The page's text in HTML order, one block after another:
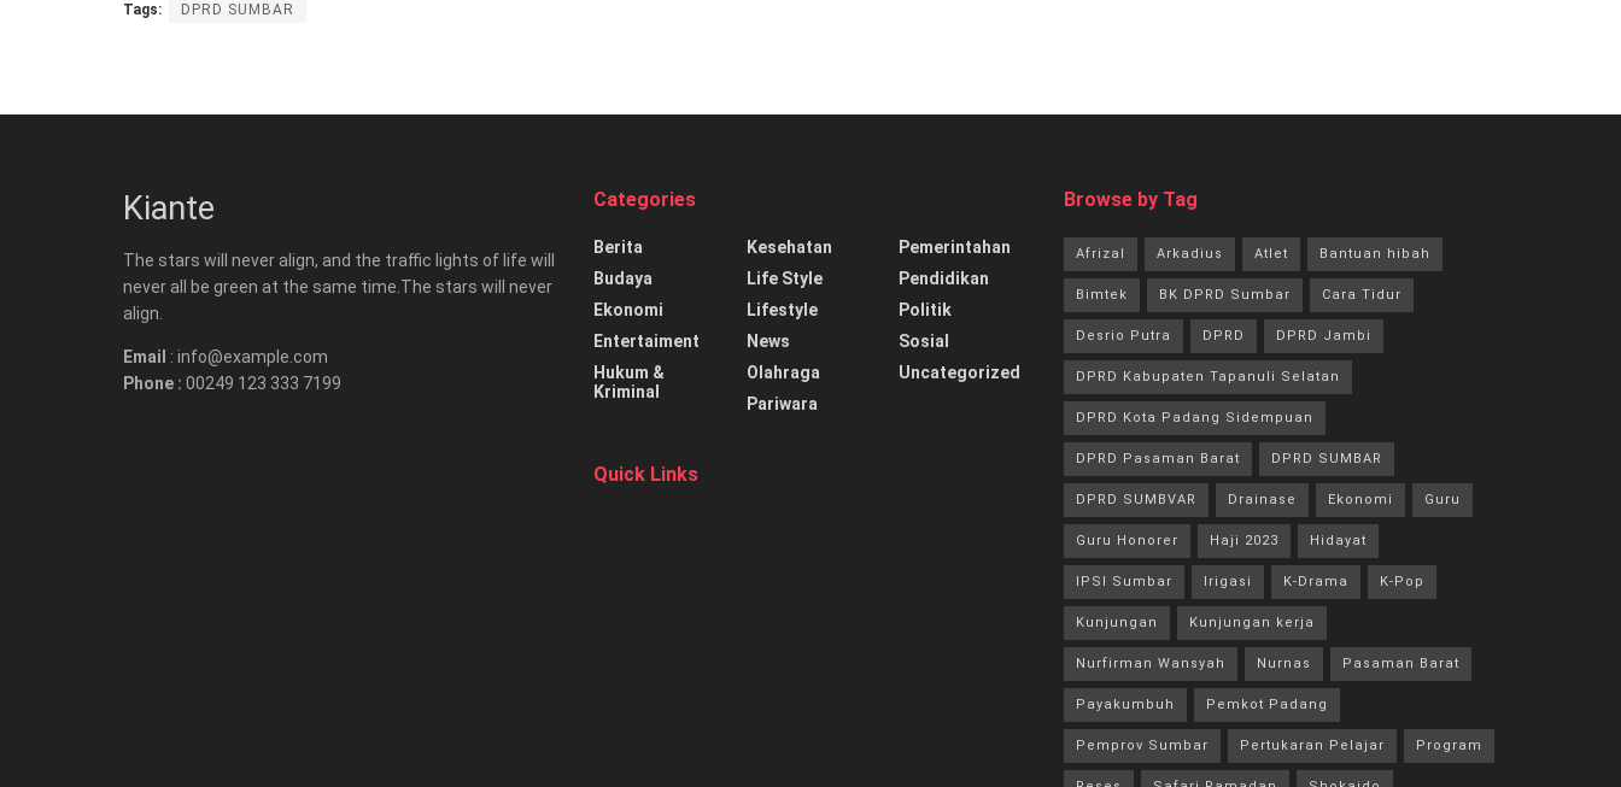
Tags: DPRD SUMBAR
Kiante
The stars will never align, and the traffic lights of life will
never all be green at the same time.The stars will never
align.
Email : info@example.com
Phone : 00249 123 333 7199
Categories
Berita
Budaya
Ekonomi
Entertaiment
Hukum &
Kriminal
Kesehatan
Life Style
Lifestyle
News
Olahraga
Pariwara
Pemerintahan
Pendidikan
Politik
Sosial
Uncategorized
Quick Links
Browse by Tag
Afrizal Arkadius Atlet Bantuan hibah
Bimtek BK DPRD Sumbar Cara Tidur
Desrio Putra DPRD DPRD Jambi
DPRD Kabupaten Tapanuli Selatan
DPRD Kota Padang Sidempuan
DPRD Pasaman Barat DPRD SUMBAR
DPRD SUMBVAR Drainase Ekonomi Guru
Guru Honorer Haji 2023 Hidayat
IPSI Sumbar Irigasi K-Drama K-Pop
Kunjungan Kunjungan kerja
Nurfirman Wansyah Nurnas Pasaman Barat
Payakumbuh Pemkot Padang
Pemprov Sumbar Pertukaran Pelajar Program